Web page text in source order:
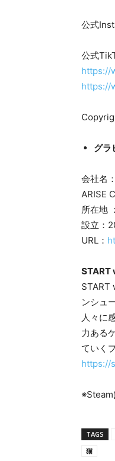
公式
公式
https://
https://
グラ
会社名
ARISE
所在地
設立：
URL：
START
START
ンシュ
人々に
力ある
ていく
https://
※Steam
TAGS
猫